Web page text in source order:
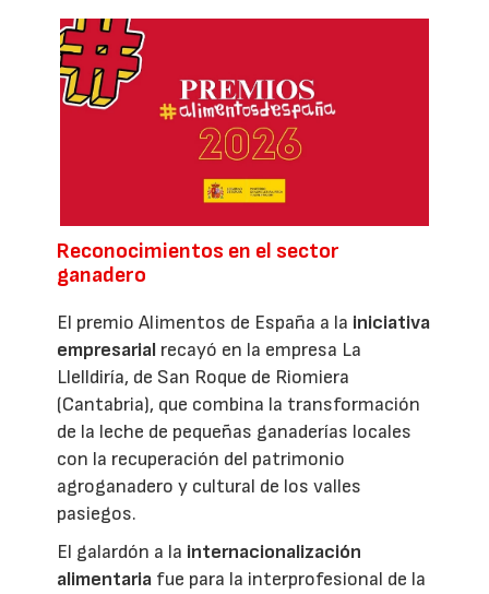
Reconocimientos en el sector
ganadero
El premio Alimentos de España a la iniciativa
empresarial recayó en la empresa La
Llelldiría, de San Roque de Riomiera
(Cantabria), que combina la transformación
de la leche de pequeñas ganaderías locales
con la recuperación del patrimonio
agroganadero y cultural de los valles
pasiegos.
El galardón a la internacionalización
alimentaria fue para la interprofesional de la